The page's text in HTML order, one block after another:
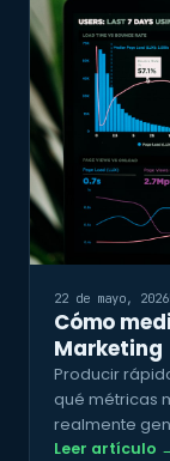
22 de mayo, 2026
Cómo
Marketing
Producir
qué métricas
realmente
Leer artículo